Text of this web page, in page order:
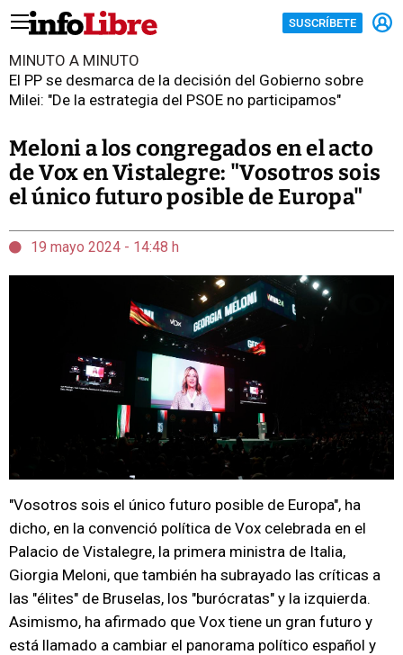
SUSCRÍBETE
MINUTO A MINUTO
El PP se desmarca de la decisión del Gobierno sobre
Milei: "De la estrategia del PSOE no participamos"
Meloni a los congregados en el acto
de Vox en Vistalegre: "Vosotros sois
el único futuro posible de Europa"
19 mayo 2024 - 14:48 h
"Vosotros sois el único futuro posible de Europa", ha
dicho, en la convenció política de Vox celebrada en el
Palacio de Vistalegre, la primera ministra de Italia,
Giorgia Meloni, que también ha subrayado las críticas a
las "élites" de Bruselas, los "burócratas" y la izquierda.
Asimismo, ha afirmado que Vox tiene un gran futuro y
está llamado a cambiar el panorama político español y